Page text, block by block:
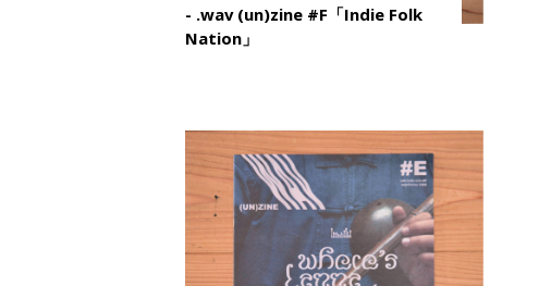
- .wav (un)zine #F「Indie Folk
Nation」